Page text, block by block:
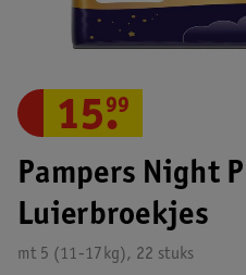
Pampers Night
Luierbroekjes
mt 5 (11-17kg), 22 stuks
15.
99